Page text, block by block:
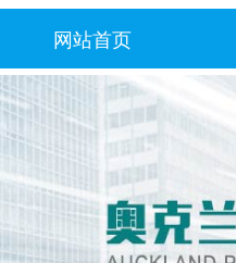
网站首页
网站首页